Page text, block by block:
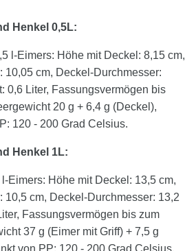
Henkel 0,5L:
l-Eimers: Höhe mit Deckel: 8,15 cm,
10,05 cm, Deckel-Durchmesser:
0,6 Liter, Fassungsvermögen bis
20 g + 6,4 g (Deckel),
120 - 200 Grad Celsius.
Henkel 1L:
Eimers: Höhe mit Deckel: 13,5 cm,
10,5 cm, Deckel-Durchmesser: 13,2
Fassungsvermögen bis zum
37 g (Eimer mit Griff) + 7,5 g